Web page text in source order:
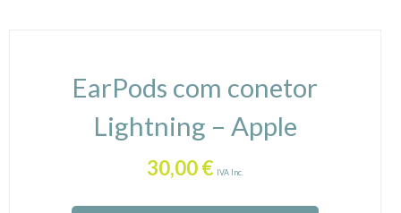
EarPods com conetor
Lightning – Apple
30,00€ IVA Inc.